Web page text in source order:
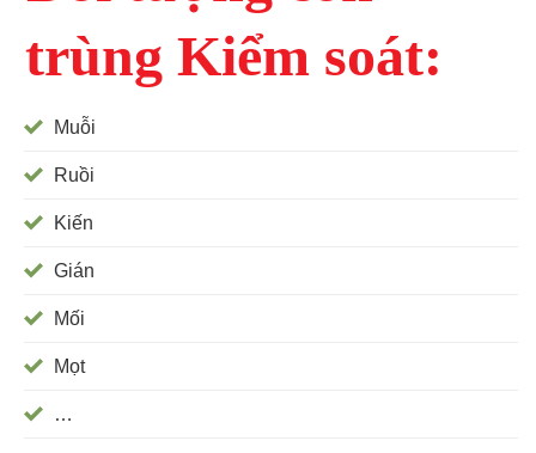
trùng Kiểm soát:
Muỗi
Ruồi
Kiến
Gián
Mối
Mọt
…